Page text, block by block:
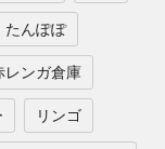
たんぽぽ
レンガ倉庫
リンゴ